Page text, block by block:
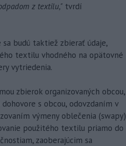
z textilu," tvrdí
budú taktiež zbierať údaje,
textilu vhodného na opätovné
vytriedenia.
zbierok organizovaných obcou,
s obcou, odovzdaním v
výmeny oblečenia (swapy)
použitého textilu priamo do
zaoberajúcim sa